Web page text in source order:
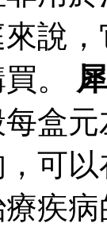
說
。
每盒
可
疾